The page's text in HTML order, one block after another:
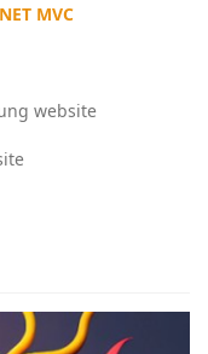
MVC
website